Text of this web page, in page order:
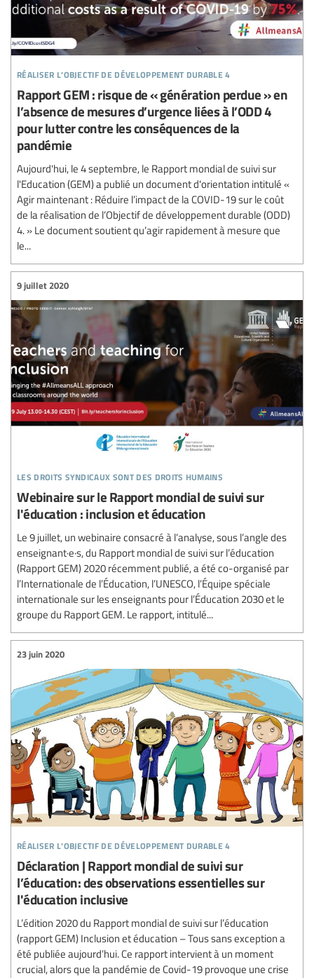
réaliser l’objectif de développement durable 4
Rapport GEM : risque de « génération perdue » en
l’absence de mesures d’urgence liées à l’ODD 4
pour lutter contre les conséquences de la
pandémie
Aujourd'hui, le 4 septembre, le Rapport mondial de suivi sur
l'Education (GEM) a publié un document d'orientation intitulé «
Agir maintenant : Réduire l’impact de la COVID-19 sur le coût
de la réalisation de l’Objectif de développement durable (ODD)
4. » Le document soutient qu’agir rapidement à mesure que
le...
les droits syndicaux sont des droits humains
9 juillet 2020
Webinaire sur le Rapport mondial de suivi sur
l'éducation : inclusion et éducation
Le 9 juillet, un webinaire consacré à l’analyse, sous l’angle des
enseignant·e·s, du Rapport mondial de suivi sur l’éducation
(Rapport GEM) 2020 récemment publié, a été co-organisé par
l’Internationale de l’Éducation, l’UNESCO, l’Équipe spéciale
internationale sur les enseignants pour l’Éducation 2030 et le
groupe du Rapport GEM. Le rapport, intitulé...
réaliser l’objectif de développement durable 4
23 juin 2020
Déclaration | Rapport mondial de suivi sur
l’éducation: des observations essentielles sur
l'éducation inclusive
L’édition 2020 du Rapport mondial de suivi sur l’éducation
(rapport GEM) Inclusion et éducation – Tous sans exception a
été publiée aujourd’hui. Ce rapport intervient à un moment
crucial, alors que la pandémie de Covid-19 provoque une crise